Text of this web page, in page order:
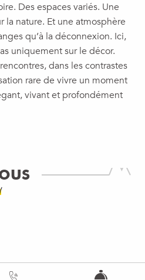
Des espaces variés. Une
la nature. Et une atmosphère
qu’à la déconnexion. Ici,
uniquement sur le décor.
dans les contrastes
rare de vivre un moment
vivant et profondément